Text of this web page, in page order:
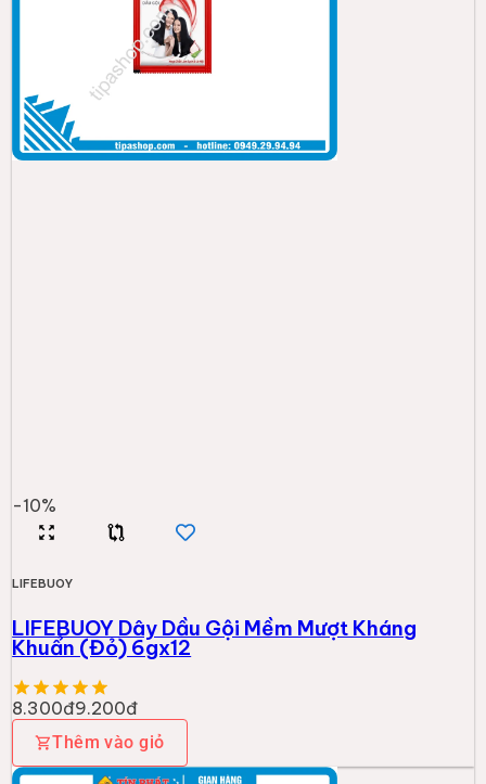
-10%
LIFEBUOY
LIFEBUOY Dây Dầu Gội Mềm Mượt Kháng
Khuẩn (Đỏ) 6gx12
8.300đ9.200đ
Thêm vào giỏ